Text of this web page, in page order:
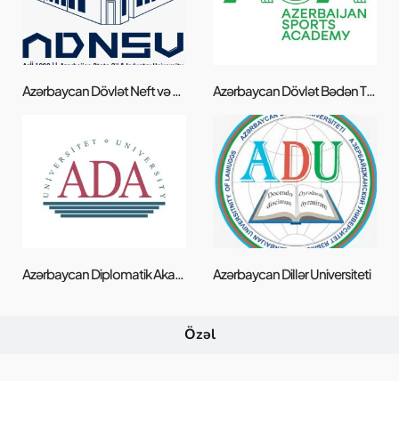
Özəl
Azərbaycan Dövlət Neft və Sənaye Universiteti Azərbaycan Dövlət Bədən Tərbiyəsi və İdman Akademiyası
Azərbaycan Diplomatik Akademiyası Universiteti Azərbaycan Dillər Universiteti